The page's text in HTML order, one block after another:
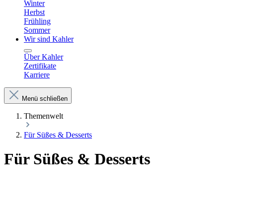
Winter
Herbst
Frühling
Sommer
Wir sind Kahler
Über Kahler
Zertifikate
Karriere
Menü schließen
Themenwelt
Für Süßes & Desserts
Für Süßes & Desserts